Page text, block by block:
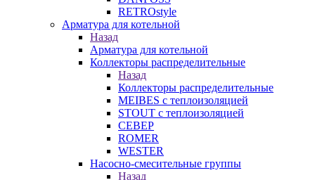
RETROstyle
Арматура для котельной
Назад
Арматура для котельной
Коллекторы распределительные
Назад
Коллекторы распределительные
MEIBES с теплоизоляцией
STOUT с теплоизоляцией
СЕВЕР
ROMER
WESTER
Насосно-смесительные группы
Назад